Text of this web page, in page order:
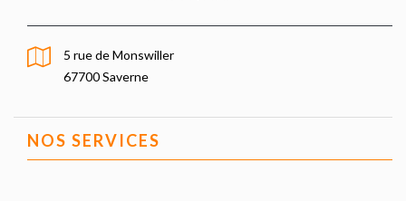
5 rue de Monswiller
67700 Saverne
NOS SERVICES